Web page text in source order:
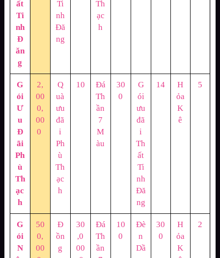
ất
Ti
nh
Đ
ăn
g
Ti
nh
Đă
ng
Th
ạc
h
G
ói
Ư
u
Đ
ãi
Ph
ù
Th
ạc
h
2,
00
0,
00
0
Q
uà
ưu
đã
i
Ph
ù
Th
ạc
h
10
Đá
Th
ần
7
M
àu
30
0
G
ói
ưu
đã
i
Th
ất
Ti
nh
Đă
ng
14
H
ỏa
K
ê
5
G
ói
N
50
0,
00
Đ
ồn
g
30
,0
00
Đá
Th
ần
10
0
Đè
n
Dầ
30
0
H
ỏa
K
2